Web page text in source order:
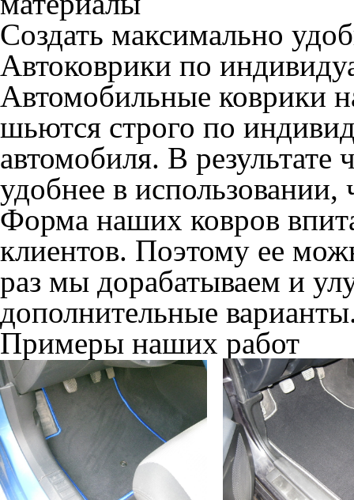
Идеальные по размерам
Если Вы хотите
который будет сидеть
каталог: "Коврики для
указывайте
аксессуары.
Мы всегда рады учесть и
сообщите нам об этом
Наши работы